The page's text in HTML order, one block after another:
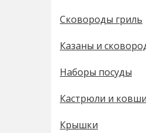
Сковороды гриль
Казаны и
Наборы посуды
Кастрюли и ковши
Крышки